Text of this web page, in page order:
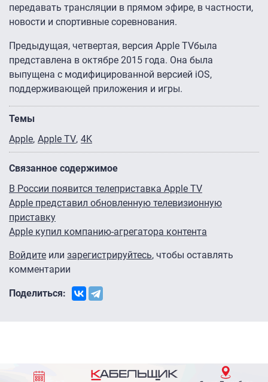
передавать трансляции в прямом эфире, в частности,
новости и спортивные соревнования.
Предыдущая, четвертая, версия Apple TVбыла
представлена в октябре 2015 года. Она была
выпущена с модифицированной версией iOS,
поддерживающей приложения и игры.
Темы
Apple Apple TV 4K
Связанное содержимое
В России появится телеприставка Apple TV
Apple представил обновленную телевизионную
приставку
Apple купил компанию-агрегатора контента
Войдите или зарегистрируйтесь, чтобы оставлять
комментарии
Поделиться: